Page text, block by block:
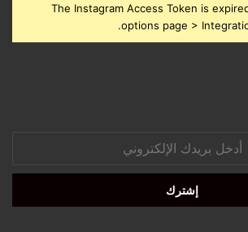
The Instagram Access Token is
options page >